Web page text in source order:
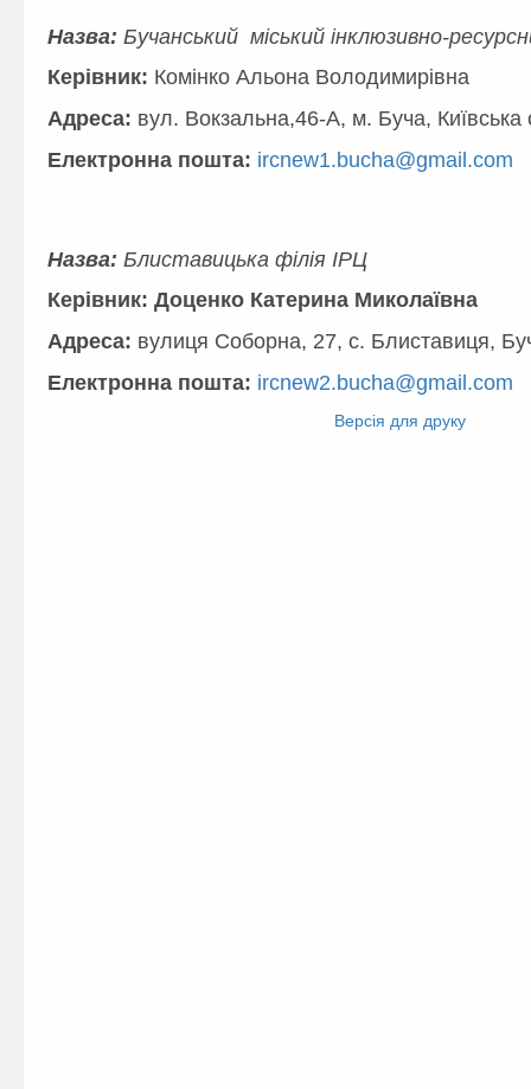
Назва: Бучанський міський інклюзивно-
Керівник: Комінко Альона Володимирівна
Адреса: вул. Вокзальна,46-А, м. Буча,
Електронна пошта: ircnew1.bucha@gmail.com
Назва: Блиставицька філія ІРЦ
Керівник: Доценко Катерина Миколаївна
Адреса: вулиця Соборна, 27, с. Блиставиця,
Електронна пошта: ircnew2.bucha@gmail.com
TwitterВерсія для друку